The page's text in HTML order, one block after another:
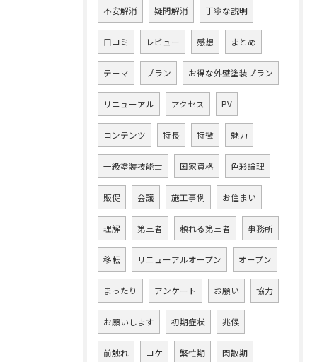
不安解消 疑問解消 丁寧な説明
口コミ レビュー 感想 まとめ
テーマ プラン お得な外壁塗装プラン
リニューアル アクセス PV
コンテンツ 特長 特徴 魅力
一級塗装技能士 国家資格 色彩論理
販促 会議 施工事例 お住まい
理解 第三者 頼れる第三者 事務所
移転 リニューアルオープン オープン
まったり アンケート お願い 協力
お願いします 初期症状 兆候
前触れ コケ 繁忙期 閑散期